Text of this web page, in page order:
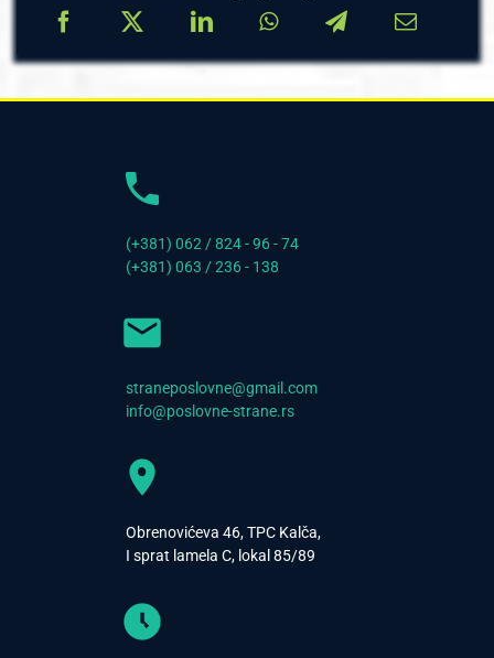
(+381) 062 / 824 - 96 - 74
(+381) 063 / 236 - 138
straneposlovne@gmail.com
info@poslovne-strane.rs
Obrenovićeva 46, TPC Kalča,
I sprat lamela C, lokal 85/89